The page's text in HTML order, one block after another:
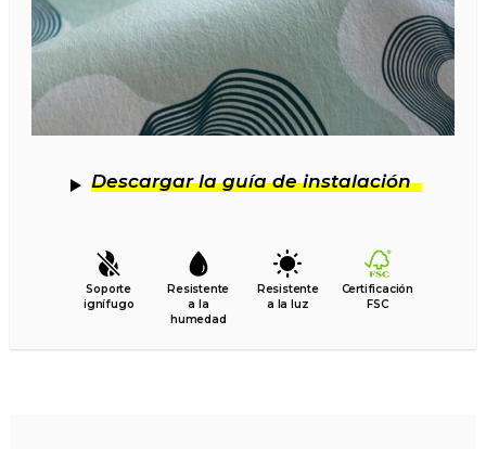
Descargar la guía de instalación
Soporte
ignífugo
Resistente
a la
humedad
Resistente
a la luz
Certificación
FSC